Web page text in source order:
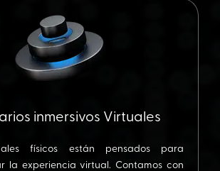
inmersivos Virtuales
físicos están pensados para
la experiencia virtual. Contamos con